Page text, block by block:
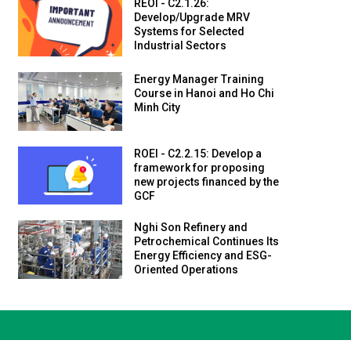
REOI - C2.1.26:
Develop/Upgrade MRV
Systems for Selected
Industrial Sectors
Energy Manager Training
Course in Hanoi and Ho Chi
Minh City
ROEI - C2.2.15: Develop a
framework for proposing
new projects financed by the
GCF
Nghi Son Refinery and
Petrochemical Continues Its
Energy Efficiency and ESG-
Oriented Operations